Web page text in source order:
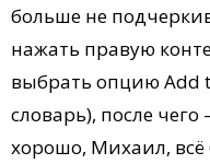
больше не
нажать правую
выбрать опцию Add
словарь), после
хорошо, Михаил, всё